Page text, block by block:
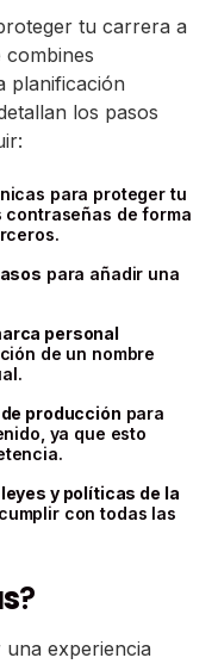
tu carrera a
planificación
los pasos
para proteger tu
contraseñas de forma
para añadir una
personal
de un nombre
producción para
ya que esto
leyes y políticas de la
con todas las
?
experiencia